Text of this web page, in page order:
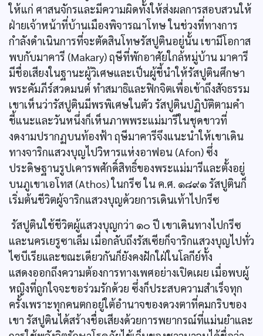
ให้แก่ ศาสนจักรและมีความผิดทั้งให้ส่งผลการสอบสวนให้
ฝ่ายเจ้าหน้าที่บ้านเมืองพิจารณาโทษ ในช่วงที่ทางการ
กำลังดำเนินการที่จะตัดสินโทษรัสปูตินอยู่นั้น เขามีโอกาส
พบกับมาคารี (Makary) ฤษีที่พักอาศัยใกล้หมู่บ้าน มาคารี
มีชื่อเสียงในฐานะผู้วิเศษและเป็นผู้ชี้นำให้รัสปูตินศึกษา
พระคัมภีร์สวดมนต์ ทำสมาธิและฟิกจิตเพื่อเข้าถึงสัจธรรม
เขาเห็นว่ารัสปูตินมีพรพิเศษในตัว รัสปูตินปฏิบัติตามคำ
ชี้แนะและวันหนึ่งก็เห็นภาพพระแม่มารีในชุดขาวที่
งดงามปรากฏบนท้องฟ้า ฤษีมาคารีจึงแนะนำให้เขาเดิน
ทางจาริกแสวงบุญไปวิหารแห่งอาฟอน (Afon) ซึ่ง
ประดิษฐานรูปเคารพศักดิ์สิทธิ์ของพระแม่มารีและตั้งอยู่
บนภูเขาเอโทส (Athos) ในกรีซ ใน ค.ศ. ๑๘๙๑ รัสปูตินก็
เริ่มต้นชีวิตผู้จาริกแสวงบุญด้วยการเดินเท้าไปกรีซ
รัสปูตินใช้ชีวิตผู้แสวงบุญกว่า ๑๐ ปี เขาเดินทางไปกรีซ
และนครเยรูซาเล็ม เมื่อกลับถึงรัสเซียก็จาริกแสวงบุญไปทั่ว
ไซบีเรียและขณะเดียวกันก็ยังคงฝักใฝ่ในโลกีย์ทั้ง
แสดงออกถึงความต้องการทางเพศอย่างเปิดเผย เมื่อพบผู้
หญิงที่ถูกใจจะขอร่วมรักด้วย ซึ่งก็ประสบความสำเร็จทุก
ครั้งเพราะทุกคนตกอยู่ใต้อำนาจของดวงตาที่คมกริบของ
เขา รัสปูตินได้สร้างชื่อเสียงด้วยการพยากรณ์ที่แม่นยำและ